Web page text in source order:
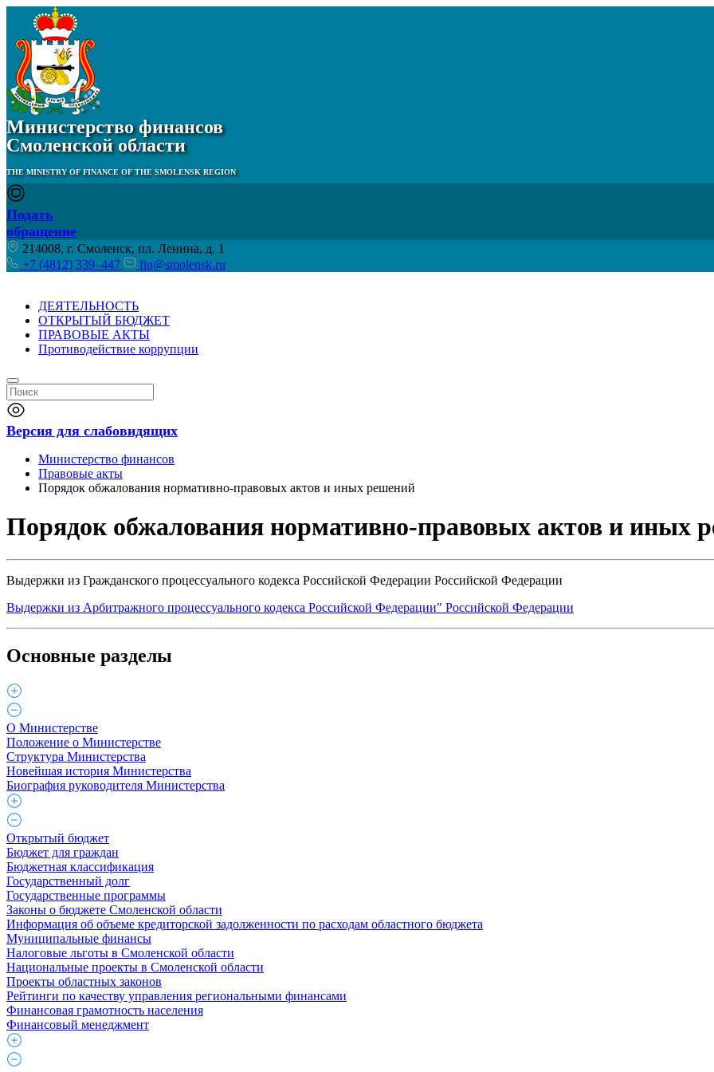
Министерство финансов
Смоленской области
THE MINISTRY OF FINANCE OF THE SMOLENSK REGION
Подать
обращение
214008, г. Смоленск, пл. Ленина, д. 1
+7 (4812) 339–447
fin@smolensk.ru
ДЕЯТЕЛЬНОСТЬ
ОТКРЫТЫЙ БЮДЖЕТ
ПРАВОВЫЕ АКТЫ
Противодействие коррупции
Версия для слабовидящих
Министерство финансов
Правовые акты
Порядок обжалования нормативно-правовых актов и иных решений
Порядок обжалования нормативно-правовых актов и иных
Выдержки из Гражданского процессуального кодекса Российской Федерации Российской Федерации
Выдержки из Арбитражного процессуального кодекса Российской Федерации" Российской Федерации
Основные разделы
О Министерстве
Положение о Министерстве
Структура Министерства
Новейшая история Министерства
Биография руководителя Министерства
Открытый бюджет
Бюджет для граждан
Бюджетная классификация
Государственный долг
Государственные программы
Законы о бюджете Смоленской области
Информация об объеме кредиторской задолженности по расходам областного бюджета
Муниципальные финансы
Налоговые льготы в Смоленской области
Национальные проекты в Смоленской области
Проекты областных законов
Рейтинги по качеству управления региональными финансами
Финансовая грамотность населения
Финансовый менеджмент